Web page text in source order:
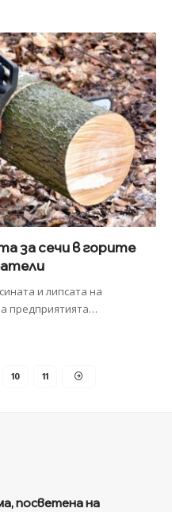
за сечи в горите
и липсата на
предприятията…
10 11
посветена на